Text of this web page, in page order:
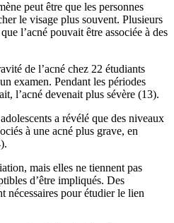
peut être que les personnes
le visage plus souvent. Plusieurs
l’acné pouvait être associée à des
de l’acné chez 22 étudiants
examen. Pendant les périodes
l’acné devenait plus sévère (13).
a révélé que des niveaux
à une acné plus grave, en
mais elles ne tiennent pas
d’être impliqués. Des
nécessaires pour étudier le lien